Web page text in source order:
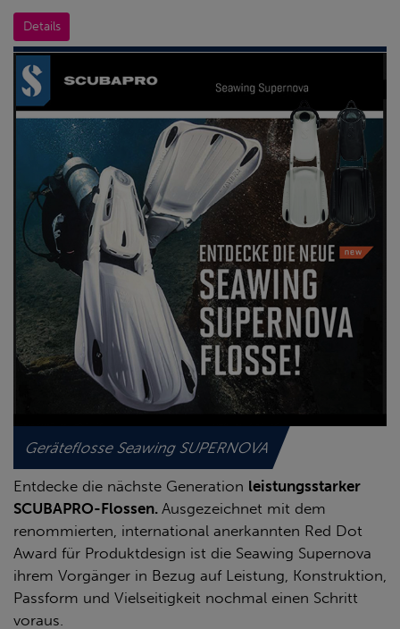
Details
Geräteflosse Seawing SUPERNOVA
Entdecke die nächste Generation leistungsstarker
SCUBAPRO-Flossen. Ausgezeichnet mit dem
renommierten, international anerkannten Red Dot
Award für Produktdesign ist die Seawing Supernova
ihrem Vorgänger in Bezug auf Leistung, Konstruktion,
Passform und Vielseitigkeit nochmal einen Schritt
voraus.